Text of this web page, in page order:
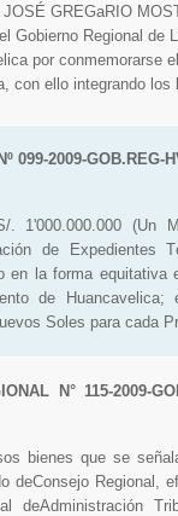
GREGaRIO
Gobierno Regional de
por conmemorarse
con ello integrando los
099-2009-GOB.REG-
. 1'000.000.000 (Un
de Expedientes
en la forma equitativa
de Huancavelica;
Soles para cada
N° 115-2009-
bienes que se
deConsejo Regional,
deAdministración